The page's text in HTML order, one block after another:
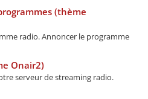
(thème
radio. Annoncer le programme
Onair2)
serveur de streaming radio.